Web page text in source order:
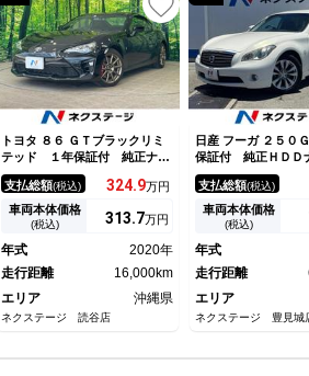
トヨタ ８６ ＧＴブラックリミ
テッド １年保証付 純正ナ
ビ バックカメラ フロア６速
ＭＴ 純正１７インチアルミホ
イール ブレンボキャリパー
ドライブレコーダー クルーズ
オートエアコン
支払総額(税込) 324.9万円
車両本体価格
(税込) 313.7万円
年式
2020年
走行距離
16,000km
エリア
沖縄県
ネクステージ 読谷店
日産 フーガ ２５０
保証付 純正ＨＤＤ
クカメラ 禁煙車
ザーシートハーフレ
ト スマートキーＨ
ド ビルトインＥ
ートライト デュア
支払総額(税込)
車両本体価格
(税込)
年式
走行距離
エリア
ネクステージ 豊見城